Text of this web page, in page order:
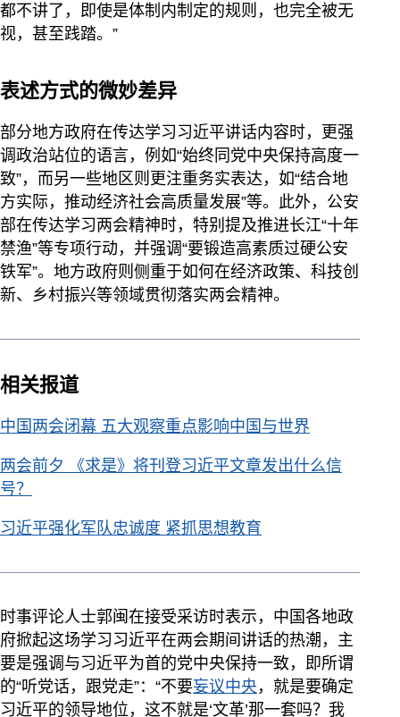
都不讲了，即使是体制内制定的规则，也完全被无
视，甚至践踏。”
表述方式的微妙差异
部分地方政府在传达学习习近平讲话内容时，更强
调政治站位的语言，例如“始终同党中央保持高度一
致”，而另一些地区则更注重务实表达，如“结合地
方实际，推动经济社会高质量发展”等。此外，公安
部在传达学习两会精神时，特别提及推进长江“十年
禁渔”等专项行动，并强调“要锻造高素质过硬公安
铁军”。地方政府则侧重于如何在经济政策、科技创
新、乡村振兴等领域贯彻落实两会精神。
相关报道
中国两会闭幕 五大观察重点影响中国与世界
两会前夕 《求是》将刊登习近平文章发出什么信
号？
习近平强化军队忠诚度 紧抓思想教育
时事评论人士郭闽在接受采访时表示，中国各地政
府掀起这场学习习近平在两会期间讲话的热潮，主
要是强调与习近平为首的党中央保持一致，即所谓
的“听党话，跟党走”：“不要妄议中央 ，就是要确定
习近平的领导地位，这不就是‘文革’那一套吗？我